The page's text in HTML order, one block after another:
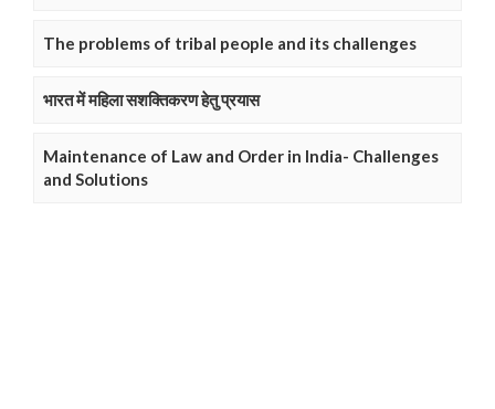
The problems of tribal people and its challenges
भारत में महिला सशक्तिकरण हेतु प्रयास
Maintenance of Law and Order in India- Challenges
and Solutions